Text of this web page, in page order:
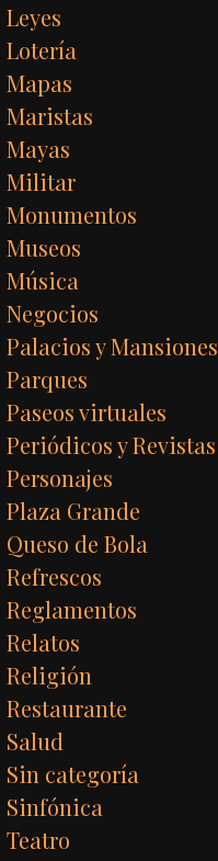
Leyes
Lotería
Mapas
Maristas
Mayas
Militar
Monumentos
Museos
Música
Negocios
Palacios y Mansiones
Parques
Paseos virtuales
Periódicos y Revistas
Personajes
Plaza Grande
Queso de Bola
Refrescos
Reglamentos
Relatos
Religión
Restaurante
Salud
Sin categoría
Sinfónica
Teatro